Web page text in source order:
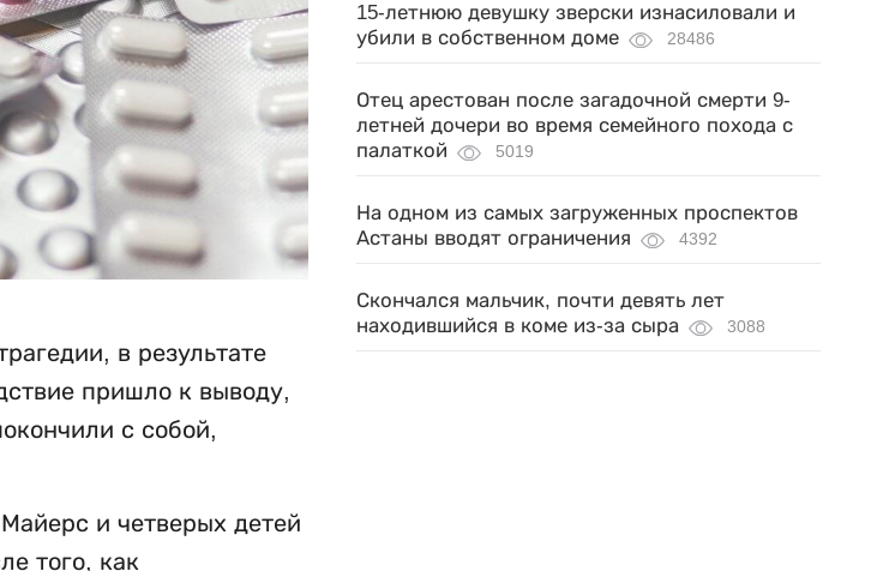
в результате
пришло к выводу,
с собой,
и четверых детей
того, как
15-летнюю девушку зверски изнасиловали и
убили в собственном доме
28486
Отец арестован после загадочной смерти 9-
летней дочери во время семейного похода с
палаткой
5019
На одном из самых загруженных проспектов
Астаны вводят ограничения
4392
Скончался мальчик, почти девять лет
находившийся в коме из-за сыра
3088